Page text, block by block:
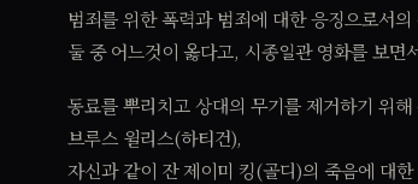
범죄를 위한 폭력과 범죄에 대한 응징으로서의
둘 중 어느것이 옳다고, 시종일관 영화를 보면
동료를 뿌리치고 상대의 무기를 제거하기 위
브루스 윌리스(하티건),
자신과 같이 잔 제이미 킹(골디)의 죽음에 대